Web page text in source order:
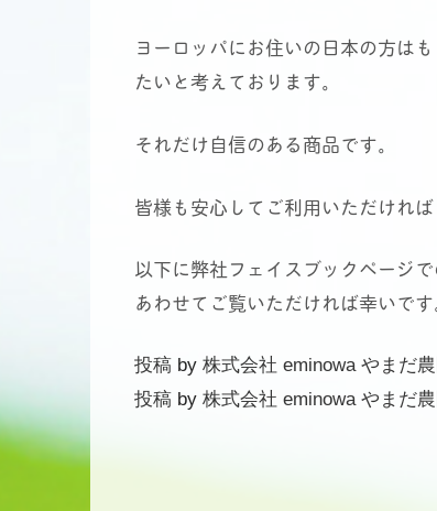
ヨーロッパにお住いの日本の方は
たいと考えております。
それだけ自信のある商品です。
皆様も安心してご利用いただければ
以下に弊社フェイスブックページ
あわせてご覧いただければ幸いです
投稿 by 株式会社 eminowa やまだ
投稿 by 株式会社 eminowa やまだ